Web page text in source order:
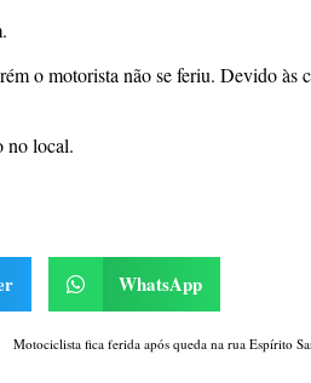
o motorista não se feriu. Devido às
no local.
WhatsApp
Motociclista fica ferida após queda na rua Espírito